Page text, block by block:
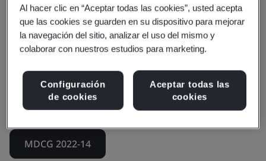
procesos de solicitud previa y solicitud,
procedimientos de evaluación del organismo
notificado, aspectos de alto nivel de la evidencia de
conformidad del fabricante o combinaciones más
complejas de enfoques de conformidad clínica, técnica
y normativa y mantener al mismo tiempo la
imparcialidad del organismo notificado.
MDCG 2022-14
Al hacer clic en “Aceptar todas las cookies”, usted acepta
que las cookies se guarden en su dispositivo para mejorar
la navegación del sitio, analizar el uso del mismo y
colaborar con nuestros estudios para marketing.
Configuración
de cookies
Aceptar todas las
cookies